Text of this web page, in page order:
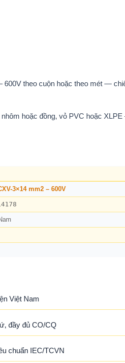
600V theo cuộn hoặc theo mét —
hoặc đồng, vỏ PVC hoặc
3×14 mm2 – 600V
Việt Nam
đầy đủ CO/CQ
chuẩn IEC/TCVN